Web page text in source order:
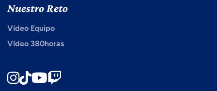
Nuestro Reto
Vídeo Equipo
Vídeo 380horas
Instagram
TikTokYoutube